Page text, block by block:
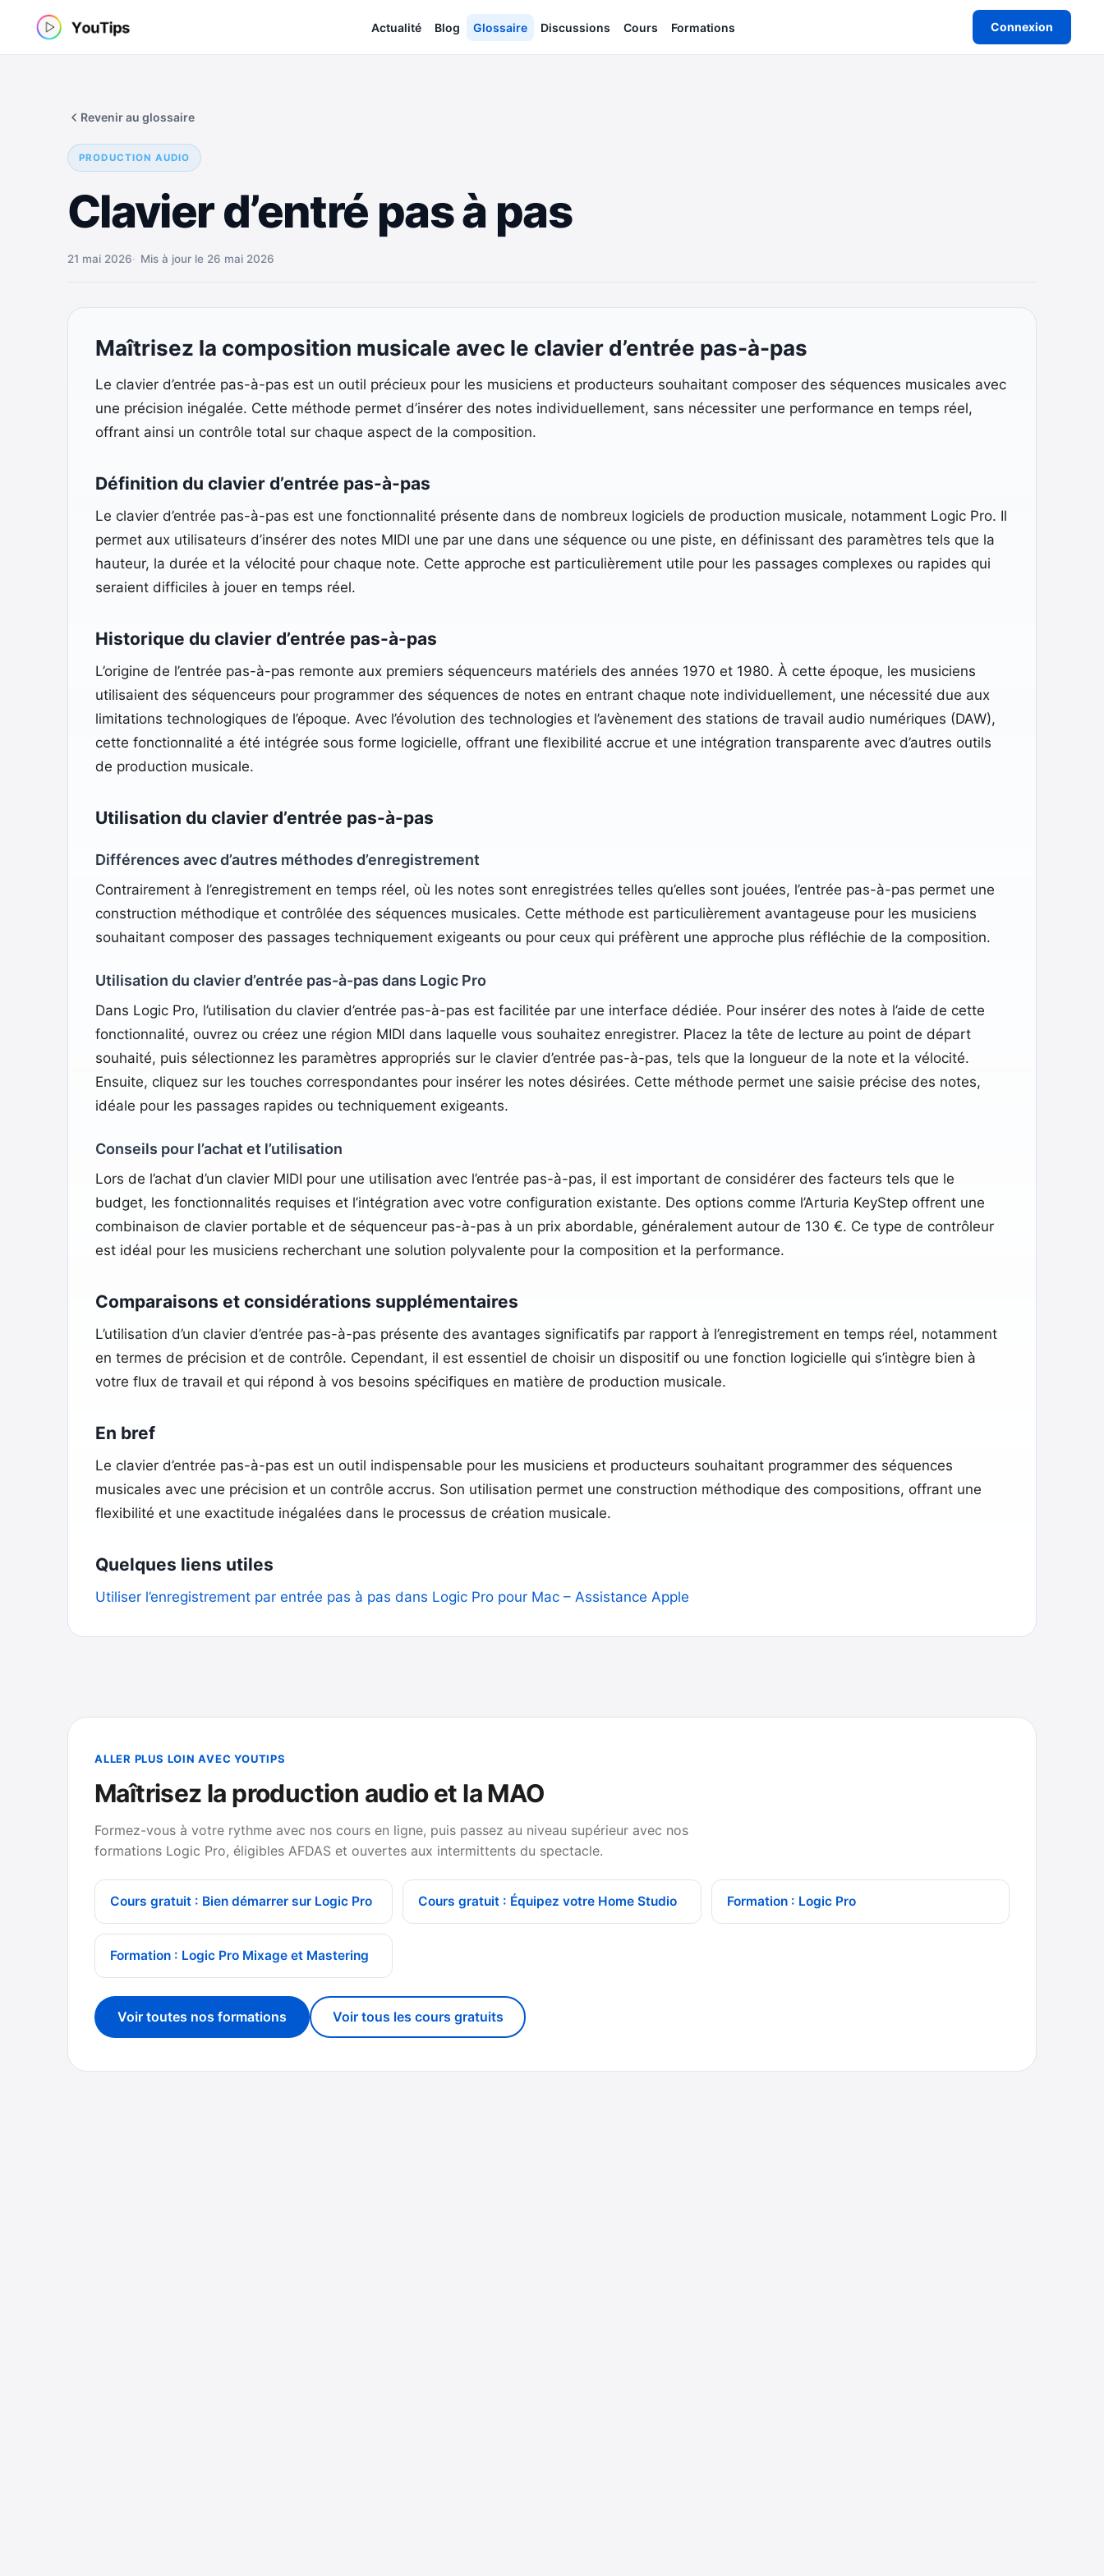
Actualité Blog Glossaire Discussions Cours Formations Connexion
PRODUCTION AUDIO
Clavier d’entré pas à pas
Revenir au glossaire
21 mai 2026 Mis à jour le 26 mai 2026
Maîtrisez la composition musicale avec le clavier d’entrée pas-à-pas
Le clavier d’entrée pas-à-pas est un outil précieux pour les musiciens et producteurs souhaitant composer des séquences musicales avec
une précision inégalée. Cette méthode permet d’insérer des notes individuellement, sans nécessiter une performance en temps réel,
offrant ainsi un contrôle total sur chaque aspect de la composition.​
Définition du clavier d’entrée pas-à-pas
Le clavier d’entrée pas-à-pas est une fonctionnalité présente dans de nombreux logiciels de production musicale, notamment Logic Pro. Il
permet aux utilisateurs d’insérer des notes MIDI une par une dans une séquence ou une piste, en définissant des paramètres tels que la
hauteur, la durée et la vélocité pour chaque note. Cette approche est particulièrement utile pour les passages complexes ou rapides qui
seraient difficiles à jouer en temps réel.​
Historique du clavier d’entrée pas-à-pas
L’origine de l’entrée pas-à-pas remonte aux premiers séquenceurs matériels des années 1970 et 1980. À cette époque, les musiciens
utilisaient des séquenceurs pour programmer des séquences de notes en entrant chaque note individuellement, une nécessité due aux
limitations technologiques de l’époque. Avec l’évolution des technologies et l’avènement des stations de travail audio numériques (DAW),
cette fonctionnalité a été intégrée sous forme logicielle, offrant une flexibilité accrue et une intégration transparente avec d’autres outils
de production musicale.​
Utilisation du clavier d’entrée pas-à-pas
Différences avec d’autres méthodes d’enregistrement
Contrairement à l’enregistrement en temps réel, où les notes sont enregistrées telles qu’elles sont jouées, l’entrée pas-à-pas permet une
construction méthodique et contrôlée des séquences musicales. Cette méthode est particulièrement avantageuse pour les musiciens
souhaitant composer des passages techniquement exigeants ou pour ceux qui préfèrent une approche plus réfléchie de la composition.​
Utilisation du clavier d’entrée pas-à-pas dans Logic Pro
Dans Logic Pro, l’utilisation du clavier d’entrée pas-à-pas est facilitée par une interface dédiée. Pour insérer des notes à l’aide de cette
fonctionnalité, ouvrez ou créez une région MIDI dans laquelle vous souhaitez enregistrer. Placez la tête de lecture au point de départ
souhaité, puis sélectionnez les paramètres appropriés sur le clavier d’entrée pas-à-pas, tels que la longueur de la note et la vélocité.
Ensuite, cliquez sur les touches correspondantes pour insérer les notes désirées. Cette méthode permet une saisie précise des notes,
idéale pour les passages rapides ou techniquement exigeants.
Conseils pour l’achat et l’utilisation
Lors de l’achat d’un clavier MIDI pour une utilisation avec l’entrée pas-à-pas, il est important de considérer des facteurs tels que le
budget, les fonctionnalités requises et l’intégration avec votre configuration existante. Des options comme l’Arturia KeyStep offrent une
combinaison de clavier portable et de séquenceur pas-à-pas à un prix abordable, généralement autour de 130 €. Ce type de contrôleur
est idéal pour les musiciens recherchant une solution polyvalente pour la composition et la performance.​
Comparaisons et considérations supplémentaires
L’utilisation d’un clavier d’entrée pas-à-pas présente des avantages significatifs par rapport à l’enregistrement en temps réel, notamment
en termes de précision et de contrôle. Cependant, il est essentiel de choisir un dispositif ou une fonction logicielle qui s’intègre bien à
votre flux de travail et qui répond à vos besoins spécifiques en matière de production musicale.​
En bref
Le clavier d’entrée pas-à-pas est un outil indispensable pour les musiciens et producteurs souhaitant programmer des séquences
musicales avec une précision et un contrôle accrus. Son utilisation permet une construction méthodique des compositions, offrant une
flexibilité et une exactitude inégalées dans le processus de création musicale.​
Quelques liens utiles
Utiliser l’enregistrement par entrée pas à pas dans Logic Pro pour Mac – Assistance Apple
ALLER PLUS LOIN AVEC YOUTIPS
Maîtrisez la production audio et la MAO
Formez-vous à votre rythme avec nos cours en ligne, puis passez au niveau supérieur avec nos
formations Logic Pro, éligibles AFDAS et ouvertes aux intermittents du spectacle.
Cours gratuit : Bien démarrer sur Logic Pro Cours gratuit : Équipez votre Home Studio Formation : Logic Pro
Formation : Logic Pro Mixage et Mastering
Voir toutes nos formations Voir tous les cours gratuits